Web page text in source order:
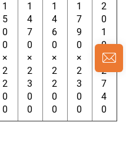
1
5
0
0
×
2
2
0
0
1
4
7
0
×
2
3
0
0
1
4
6
0
×
2
2
0
0
1
7
9
0
×
2
3
0
0
2
0
1
0
×
2
7
4
0